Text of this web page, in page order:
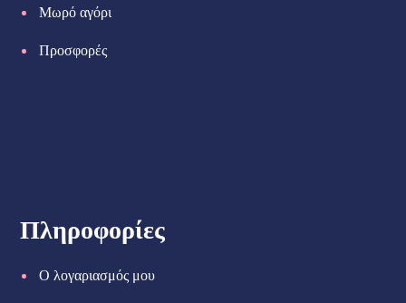
Μωρό αγόρι
Προσφορές
Πληροφορίες
Ο λογαριασμός μου